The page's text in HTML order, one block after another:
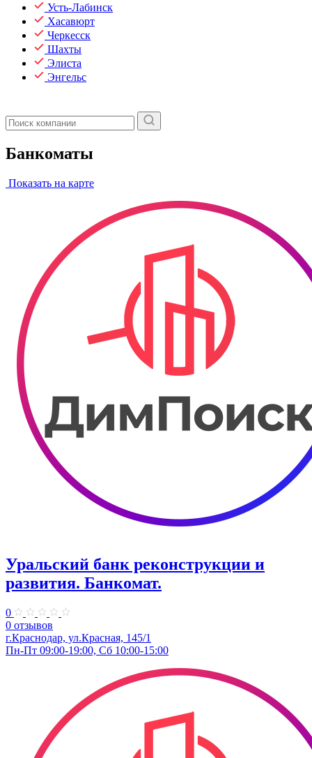
Усть-Лабинск
Хасавюрт
Черкесск
Шахты
Элиста
Энгельс
Банкоматы
Показать на карте
Уральский банк реконструкции и
развития. Банкомат.
0
0 отзывов
г.Краснодар, ул.Красная, 145/1
Пн-Пт 09:00-19:00, Сб 10:00-15:00